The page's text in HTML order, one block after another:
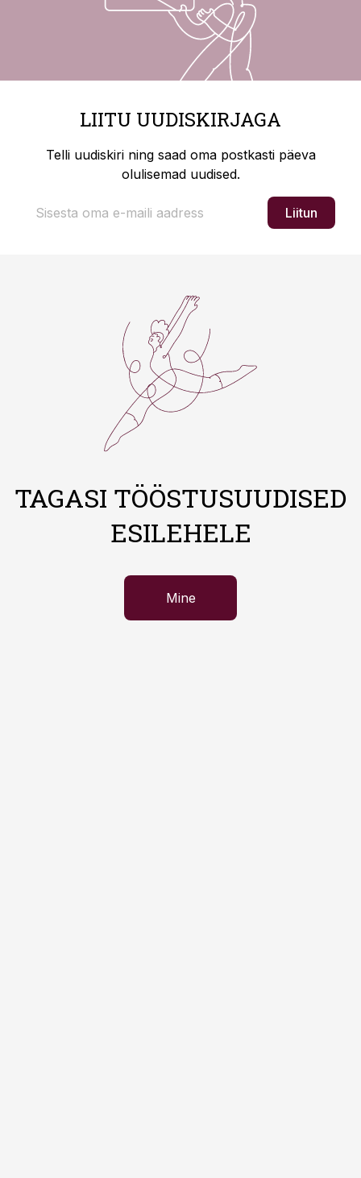
LIITU UUDISKIRJAGA
Telli uudiskiri ning saad oma postkasti päeva
olulisemad uudised.
Liitun
TAGASI TÖÖSTUSUUDISED
ESILEHELE
Mine